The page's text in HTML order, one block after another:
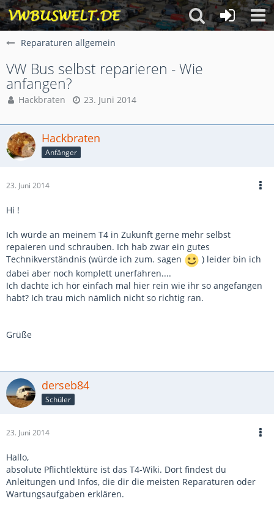
Reparaturen allgemein
VW Bus selbst reparieren - Wie
anfangen?
Hackbraten 23. Juni 2014
Hackbraten
Anfänger
23. Juni 2014
Hi !
Ich würde an meinem T4 in Zukunft gerne mehr selbst
repaieren und schrauben. Ich hab zwar ein gutes
Technikverständnis (würde ich zum. sagen
) leider bin ich
dabei aber noch komplett unerfahren....
Ich dachte ich hör einfach mal hier rein wie ihr so angefangen
habt? Ich trau mich nämlich nicht so richtig ran.
Grüße
derseb84
Schüler
23. Juni 2014
Hallo,
absolute Pflichtlektüre ist das T4-Wiki. Dort findest du
Anleitungen und Infos, die dir die meisten Reparaturen oder
Wartungsaufgaben erklären.